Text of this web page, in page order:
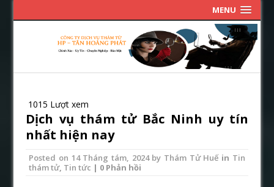
MENU
1015 Lượt xem
Dịch vụ thám tử Bắc Ninh uy tín
nhất hiện nay
Posted on 14 Tháng tám, 2024by Thám Tử Huếin Tin
thám tử, Tin tức | 0 Phản hồi